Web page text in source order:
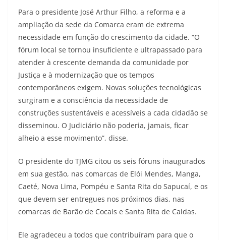
Para o presidente José Arthur Filho, a reforma e a
ampliação da sede da Comarca eram de extrema
necessidade em função do crescimento da cidade. “O
fórum local se tornou insuficiente e ultrapassado para
atender à crescente demanda da comunidade por
Justiça e à modernização que os tempos
contemporâneos exigem. Novas soluções tecnológicas
surgiram e a consciência da necessidade de
construções sustentáveis e acessíveis a cada cidadão se
disseminou. O Judiciário não poderia, jamais, ficar
alheio a esse movimento”, disse.
O presidente do TJMG citou os seis fóruns inaugurados
em sua gestão, nas comarcas de Elói Mendes, Manga,
Caeté, Nova Lima, Pompéu e Santa Rita do Sapucaí, e os
que devem ser entregues nos próximos dias, nas
comarcas de Barão de Cocais e Santa Rita de Caldas.
Ele agradeceu a todos que contribuíram para que o